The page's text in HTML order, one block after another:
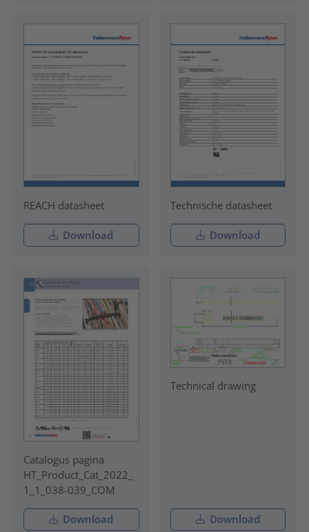
REACH datasheet
Download
Technische datasheet
Download
Catalogus pagina
HT_Product_Cat_2022_
1_1_038-039_COM
Download
Technical drawing
Download